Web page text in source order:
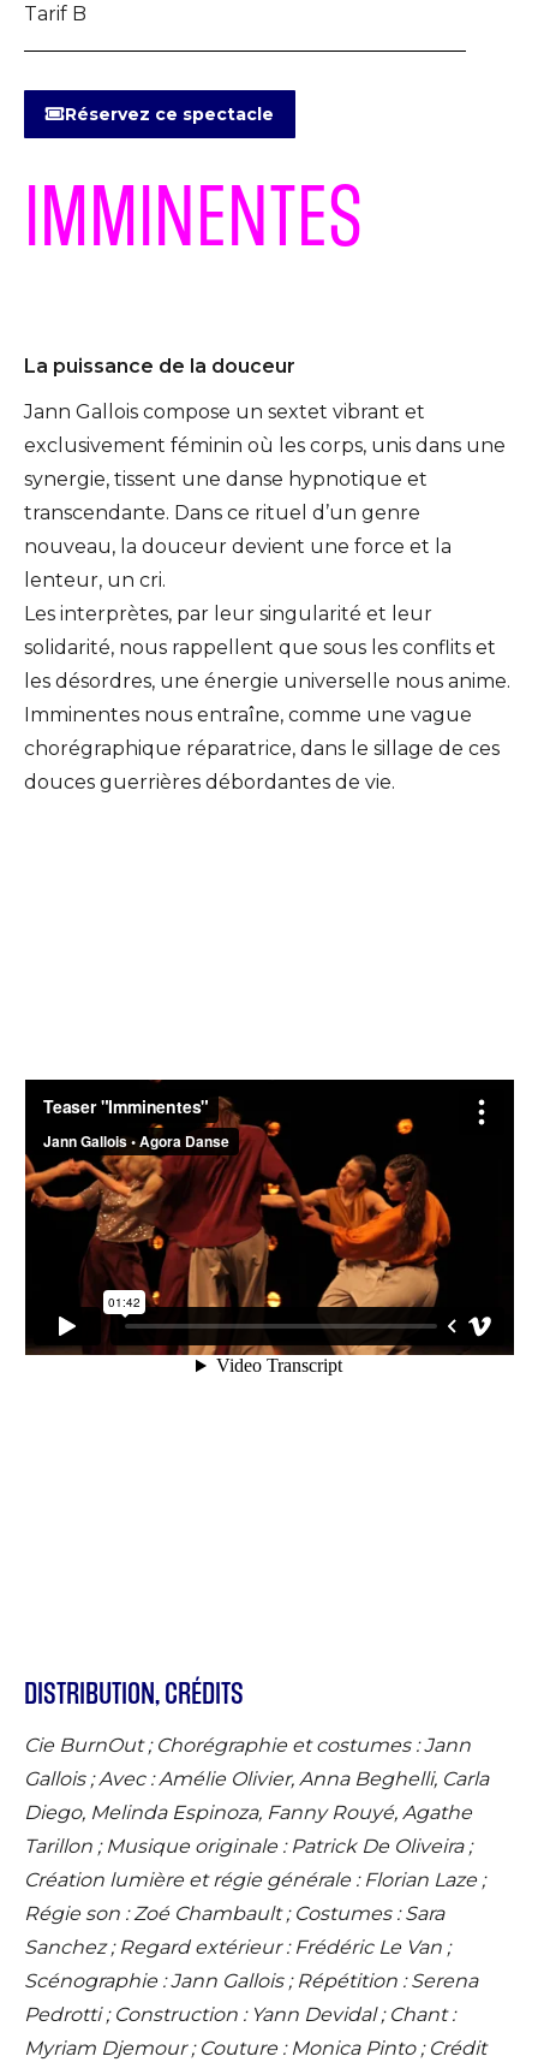
Tarif B
Réservez ce spectacle
IMMINENTES
La puissance de la douceur
Jann Gallois compose un sextet vibrant et
exclusivement féminin où les corps, unis dans une
synergie, tissent une danse hypnotique et
transcendante. Dans ce rituel d’un genre
nouveau, la douceur devient une force et la
lenteur, un cri.
Les interprètes, par leur singularité et leur
solidarité, nous rappellent que sous les conflits et
les désordres, une énergie universelle nous anime.
Imminentes nous entraîne, comme une vague
chorégraphique réparatrice, dans le sillage de ces
douces guerrières débordantes de vie.
DISTRIBUTION, CRÉDITS
Cie BurnOut ; Chorégraphie et costumes : Jann
Gallois ; Avec : Amélie Olivier, Anna Beghelli, Carla
Diego, Melinda Espinoza, Fanny Rouyé, Agathe
Tarillon ; Musique originale : Patrick De Oliveira ;
Création lumière et régie générale : Florian Laze ;
Régie son : Zoé Chambault ; Costumes : Sara
Sanchez ; Regard extérieur : Frédéric Le Van ;
Scénographie : Jann Gallois ; Répétition : Serena
Pedrotti ; Construction : Yann Devidal ; Chant :
Myriam Djemour ; Couture : Monica Pinto ; Crédit